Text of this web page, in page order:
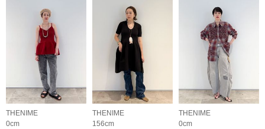
THENIME
0cm
THENIME
156cm
THENIME
0cm